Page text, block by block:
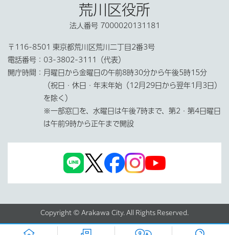
荒川区役所
法人番号 7000020131181
〒116-8501 東京都荒川区荒川二丁目2番3号
電話番号： 03-3802-3111（代表）
開庁時間： 月曜日から金曜日の午前8時30分から午後5時15分
（祝日・休日・年末年始（12月29日から翌年1月3日）
を除く）
※一部窓口を、水曜日は午後7時まで、第2・第4日曜日
は午前9時から正午まで開設
Copyright © Arakawa City. All Rights Reserved.